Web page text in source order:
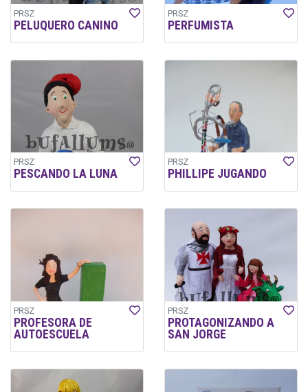
PRSZ
PELUQUERO CANINO
PRSZ
PERFUMISTA
PRSZ
PESCANDO LA LUNA
PRSZ
PHILLIPE JUGANDO
PRSZ
PROFESORA DE
AUTOESCUELA
PRSZ
PROTAGONIZANDO A
SAN JORGE